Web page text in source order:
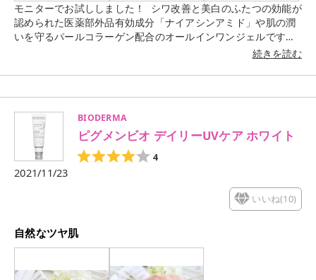
モニターでお試ししました！ シワ改善と美白のふたつの効能が
認められた医薬部外品有効成分「ナイアシンアミド」や肌の潤
いを守るパールコラーゲン配合のオールインワンジェルです。
ジェルはぷるっとしていて瑞々しいテクスチャー。 スーッと伸
染ませるとしっとり滑らかな触り心地に！ べたつかないのでメ
続きを読む
BIODERMA
ピグメンビオ デイリーUVケア ホワイト
4
2021/11/23
いいね(10)
自然なツヤ肌